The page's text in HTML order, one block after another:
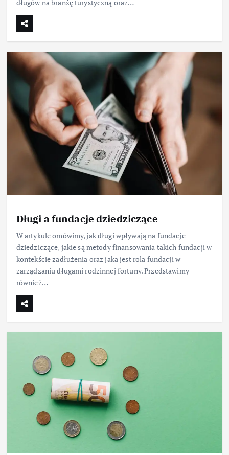
długów na branżę turystyczną oraz…
Długi a fundacje dziedziczące
W artykule omówimy, jak długi wpływają na fundacje
dziedziczące, jakie są metody finansowania takich fundacji w
kontekście zadłużenia oraz jaka jest rola fundacji w
zarządzaniu długami rodzinnej fortuny. Przedstawimy
również…